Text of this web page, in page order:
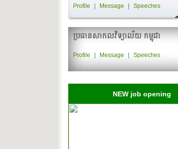
Profile Message Speeches
ប្រធានសាកលវិទ្យាល័យ កម្ពុជា
Profile Message Speeches
NEW job opening